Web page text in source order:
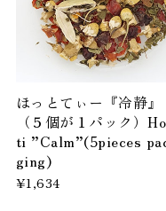
ほっとてぃー『冷静』
（５個が１パック）
ti ”Calm”(5pieces
ging)
¥1,634